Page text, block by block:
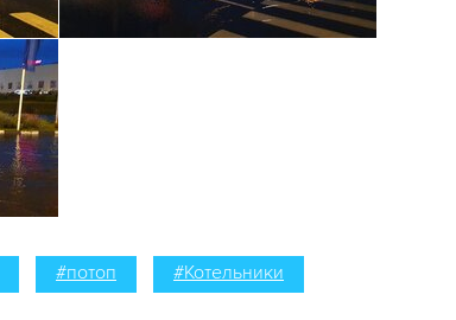
#потоп #Котельники